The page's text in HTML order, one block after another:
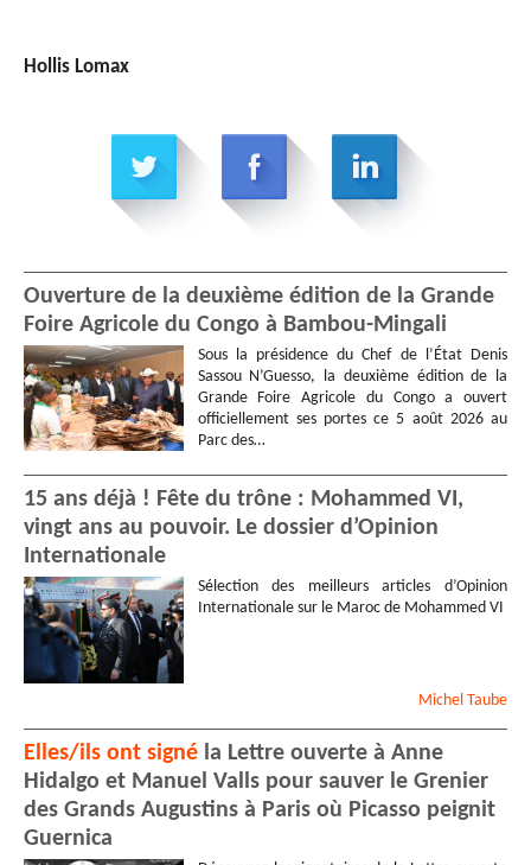
Hollis Lomax
Ouverture de la deuxième édition de la Grande
Foire Agricole du Congo à Bambou-Mingali
Sous la présidence du Chef de l’État Denis
Sassou N’Guesso, la deuxième édition de la
Grande Foire Agricole du Congo a ouvert
officiellement ses portes ce 5 août 2026 au
Parc des…
15 ans déjà ! Fête du trône : Mohammed VI,
vingt ans au pouvoir. Le dossier d’Opinion
Internationale
Sélection des meilleurs articles d’Opinion
Internationale sur le Maroc de Mohammed VI
Michel Taube
Elles/ils ont signé la Lettre ouverte à Anne
Hidalgo et Manuel Valls pour sauver le Grenier
des Grands Augustins à Paris où Picasso peignit
Guernica